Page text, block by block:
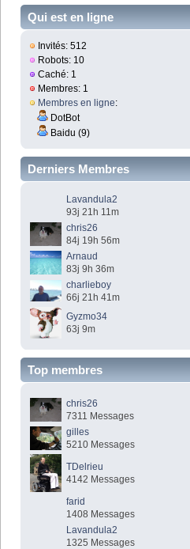
Qui est en ligne
Invités: 512
Robots: 10
Caché: 1
Membres: 1
Membres en ligne:
DotBot
Baidu (9)
Derniers Membres
Lavandula2
93j 21h 11m
chris26
84j 19h 56m
Arnaud
83j 9h 36m
charlieboy
66j 21h 41m
Gyzmo34
63j 9m
Top membres
chris26
7311 Messages
gilles
5210 Messages
TDelrieu
4142 Messages
farid
1408 Messages
Lavandula2
1325 Messages